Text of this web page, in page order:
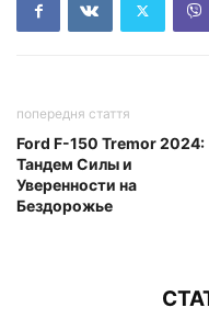
попередня стаття
Ford F-150 Tremor 2024:
Тандем Силы и
Уверенности на
Бездорожье